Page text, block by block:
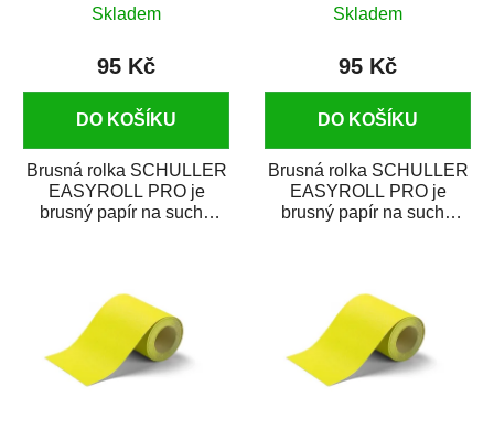
Skladem
95 Kč
DO KOŠÍKU
Brusná rolka SCHULLER
EASYROLL PRO je
brusný papír na suché
Skladem
95 Kč
DO KOŠÍKU
Brusná rolka SCHULLER
EASYROLL PRO je
brusný papír na suché